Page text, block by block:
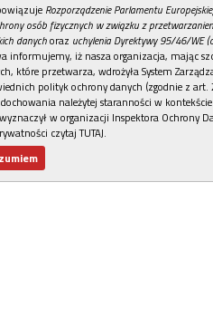
REKLAMA
Rozporządzenie Parlamentu
osób fizycznych w związku z
danychoraz uchylenia Dyrektywy 95/46/WE
informujemy, iż nasza organizacja, mając
które przetwarza, wdrożyła System
polityk ochrony danych (zgodnie z art.
należytej staranności w
w organizacji Inspektora Ochrony
czytaj TUTAJ.